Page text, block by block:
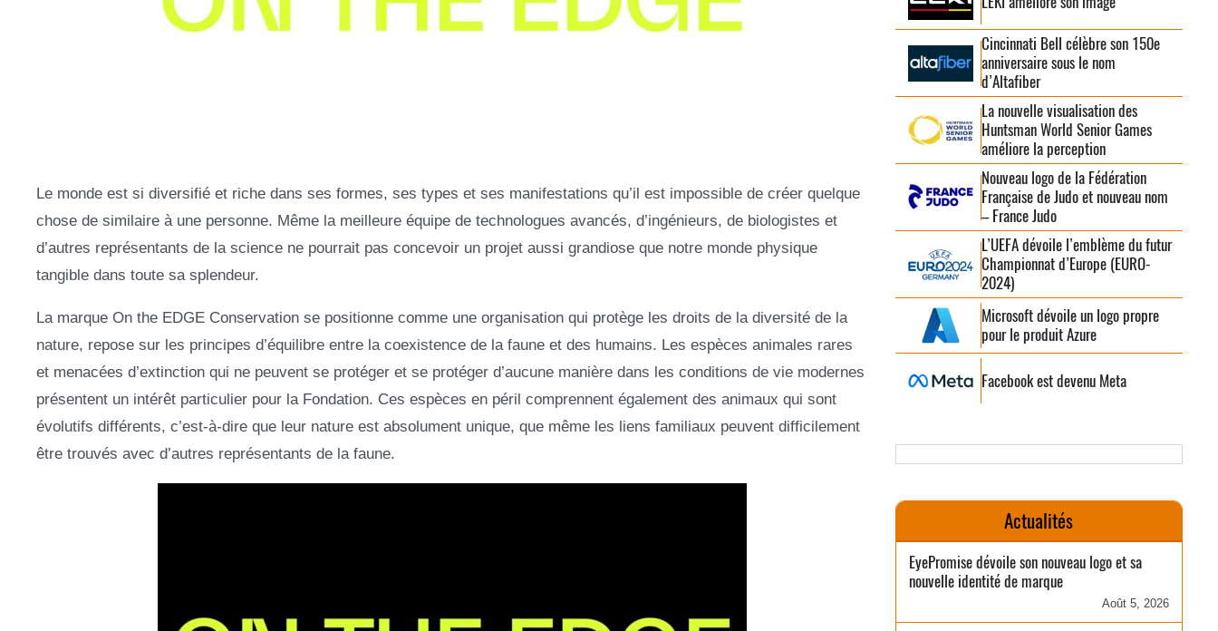
Le monde est si diversifié et riche dans ses formes, ses types et ses manifestations qu’il est impossible de créer quelque
chose de similaire à une personne. Même la meilleure équipe de technologues avancés, d’ingénieurs, de biologistes et
d’autres représentants de la science ne pourrait pas concevoir un projet aussi grandiose que notre monde physique
tangible dans toute sa splendeur.
La marque On the EDGE Conservation se positionne comme une organisation qui protège les droits de la diversité de la
nature, repose sur les principes d’équilibre entre la coexistence de la faune et des humains. Les espèces animales rares
et menacées d’extinction qui ne peuvent se protéger et se protéger d’aucune manière dans les conditions de vie modernes
présentent un intérêt particulier pour la Fondation. Ces espèces en péril comprennent également des animaux qui sont
évolutifs différents, c’est-à-dire que leur nature est absolument unique, que même les liens familiaux peuvent difficilement
être trouvés avec d’autres représentants de la faune.
Cincinnati Bell célèbre son 150e
anniversaire sous le nom
d’Altafiber
La nouvelle visualisation des
Huntsman World Senior Games
améliore la perception
Nouveau logo de la Fédération
Française de Judo et nouveau nom
– France Judo
L’UEFA dévoile l’emblème du futur
Championnat d’Europe (EURO-
2024)
Microsoft dévoile un logo propre
pour le produit Azure
Facebook est devenu Meta
Actualités
EyePromise dévoile son nouveau logo et sa
nouvelle identité de marque
Août 5, 2026